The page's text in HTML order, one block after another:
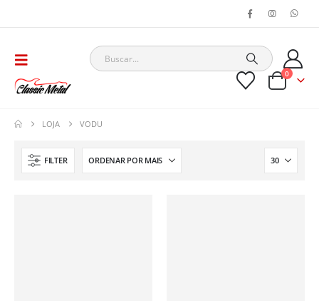
0
LOJA VODU
FILTER